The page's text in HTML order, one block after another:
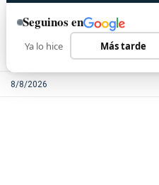
8/8/2026
Seguinos en
Ya lo hice Más tarde